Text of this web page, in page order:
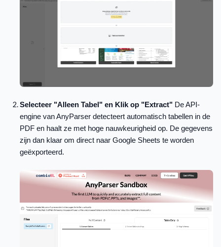
Selecteer "Alleen Tabel" en Klik op "Extract" De API-
engine van AnyParser detecteert automatisch tabellen in de
PDF en haalt ze met hoge nauwkeurigheid op. De gegevens
zijn dan klaar om direct naar Google Sheets te worden
geëxporteerd.